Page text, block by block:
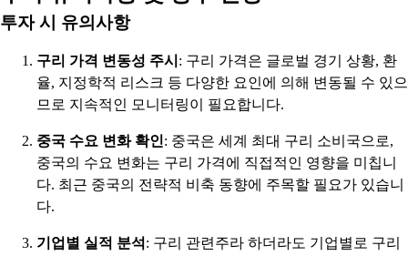
투자 시 유의사항
구리 가격 변동성 주시 : 구리 가격은 글로벌 경기 상황, 환
율, 지정학적 리스크 등 다양한 요인에 의해 변동될 수 있으
므로 지속적인 모니터링이 필요합니다.
중국 수요 변화 확인: 중국은 세계 최대 구리 소비국으로,
중국의 수요 변화는 구리 가격에 직접적인 영향을 미칩니
다. 최근 중국의 전략적 비축 동향에 주목할 필요가 있습니
다.
기업별 실적 분석 : 구리 관련주라 하더라도 기업별로 구리